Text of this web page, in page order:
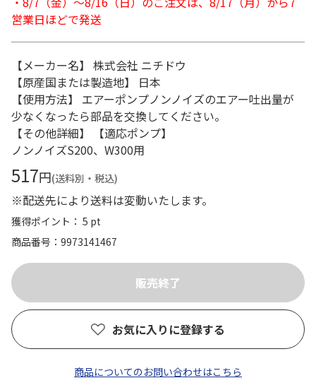
営業日ほどで発送
【メーカー名】 株式会社 ニチドウ
【原産国または製造地】 日本
【使用方法】 エアーポンプノンノイズのエアー吐出量が
少なくなったら部品を交換してください。
【その他詳細】 【適応ポンプ】
ノンノイズS200、W300用
517円(送料別・税込)
※配送先により送料は変動いたします。
獲得ポイント： 5 pt
商品番号
9973141467
お気に入りに登録する
商品についてのお問い合わせはこちら